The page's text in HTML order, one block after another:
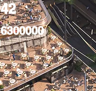
42
6300000